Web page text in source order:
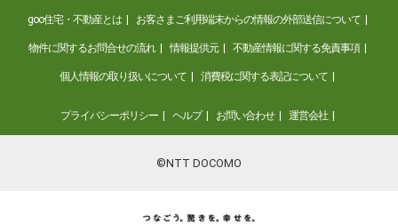
goo住宅・不動産とは お客さまご利用端末からの情報の外部送信について
物件に関するお問合せの流れ 情報提供元 不動産情報に関する免責事項
個人情報の取り扱いについて 消費税に関する表記について
プライバシーポリシー ヘルプ お問い合わせ 運営会社
©NTT DOCOMO